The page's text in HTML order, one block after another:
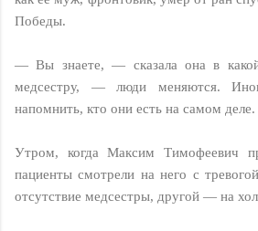
Победы.
— Вы знаете, — сказала она в
медсестру, — люди меняются.
напомнить, кто они есть на самом деле.
Утром, когда Максим Тимофеевич
пациенты смотрели на него с
отсутствие медсестры, другой — на